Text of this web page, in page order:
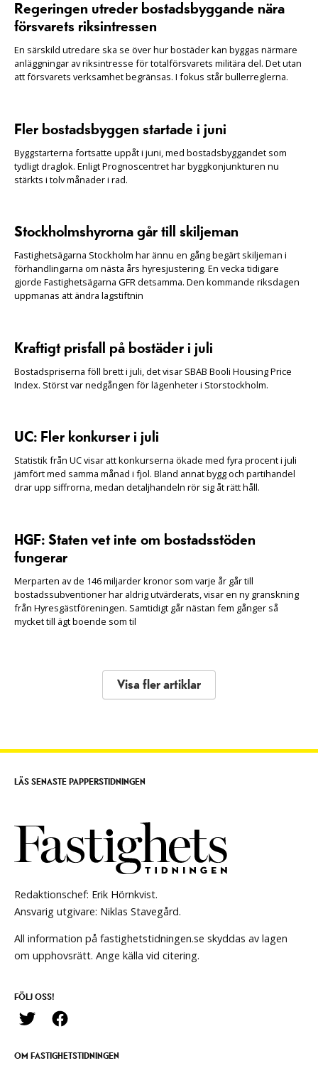
Regeringen utreder bostadsbyggande nära
försvarets riksintressen
En särskild utredare ska se över hur bostäder kan byggas närmare
anläggningar av riksintresse för totalförsvarets militära del. Det utan
att försvarets verksamhet begränsas. I fokus står bullerreglerna.
Fler bostadsbyggen startade i juni
Byggstarterna fortsatte uppåt i juni, med bostadsbyggandet som
tydligt draglok. Enligt Prognoscentret har byggkonjunkturen nu
stärkts i tolv månader i rad.
Stockholmshyrorna går till skiljeman
Fastighetsägarna Stockholm har ännu en gång begärt skiljeman i
förhandlingarna om nästa års hyresjustering. En vecka tidigare
gjorde Fastighetsägarna GFR detsamma. Den kommande riksdagen
uppmanas att ändra lagstiftnin
Kraftigt prisfall på bostäder i juli
Bostadspriserna föll brett i juli, det visar SBAB Booli Housing Price
Index. Störst var nedgången för lägenheter i Storstockholm.
UC: Fler konkurser i juli
Statistik från UC visar att konkurserna ökade med fyra procent i juli
jämfört med samma månad i fjol. Bland annat bygg och partihandel
drar upp siffrorna, medan detaljhandeln rör sig åt rätt håll.
HGF: Staten vet inte om bostadsstöden
fungerar
Merparten av de 146 miljarder kronor som varje år går till
bostadssubventioner har aldrig utvärderats, visar en ny granskning
från Hyresgästföreningen. Samtidigt går nästan fem gånger så
mycket till ägt boende som til
Visa fler artiklar
Redaktionschef: Erik Hörnkvist.
Ansvarig utgivare: Niklas Stavegård.
All information på fastighetstidningen.se skyddas av lagen
om upphovsrätt. Ange källa vid citering.
FÖLJ OSS!
OM FASTIGHETSTIDNINGEN
LÄS SENASTE PAPPERSTIDNINGEN